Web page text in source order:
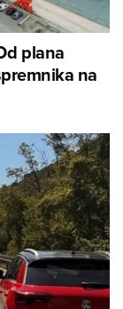
plana
na